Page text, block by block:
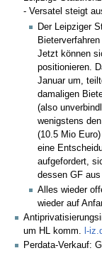
- Versatel steigt
Der Leipziger
Jetzt können
positionieren.
Januar um,
damaligen
(also
wenigstens
(10.5 Mio
eine
aufgefordert,
dessen GF
Alles wieder
wieder auf
um HL komm. l-
Perdata-Verkauf: